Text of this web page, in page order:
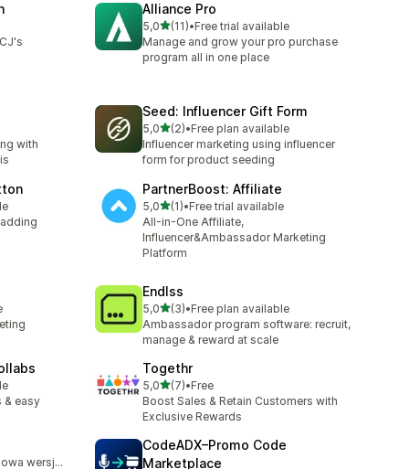
Alliance Pro
5,0na 5 gwiazdek
(11)
Łączna liczba recenzji: 11
•Free trial available
Manage and grow your pro purchase
program all in one place
with
Seed: Influencer Gift Form
5,0na 5 gwiazdek
(2)
Łączna liczba recenzji: 2
•Free plan available
Influencer marketing using influencer
form for product seeding
PartnerBoost: Affiliate
5,0na 5 gwiazdek
(1)
Łączna liczba recenzji: 1
•Free trial available
All-in-One Affiliate,
Influencer&Ambassador Marketing
Platform
Endlss
5,0na 5 gwiazdek
(3)
Łączna liczba recenzji: 3
•Free plan available
Ambassador program software: recruit,
manage & reward at scale
& easy
Togethr
5,0na 5 gwiazdek
(7)
Łączna liczba recenzji: 7
•Free
Boost Sales & Retain Customers with
Exclusive Rewards
Dostępna darmowa wersja próbna
CodeADX–Promo Code
Marketplace